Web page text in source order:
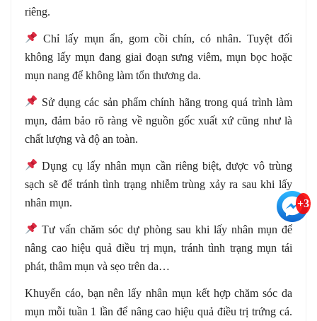
riêng.
Chỉ lấy mụn ẩn, gom cồi chín, có nhân. Tuyệt đối
không lấy mụn đang giai đoạn sưng viêm, mụn bọc hoặc
mụn nang để không làm tổn thương da.
Sử dụng các sản phẩm chính hãng trong quá trình làm
mụn, đảm bảo rõ ràng về nguồn gốc xuất xứ cũng như là
chất lượng và độ an toàn.
Dụng cụ lấy nhân mụn cần riêng biệt, được vô trùng
sạch sẽ để tránh tình trạng nhiễm trùng xảy ra sau khi lấy
nhân mụn.
Tư vấn chăm sóc dự phòng sau khi lấy nhân mụn để
nâng cao hiệu quả điều trị mụn, tránh tình trạng mụn tái
phát, thâm mụn và sẹo trên da…
Khuyến cáo, bạn nên lấy nhân mụn kết hợp chăm sóc da
mụn mỗi tuần 1 lần để nâng cao hiệu quả điều trị trứng cá.
+3